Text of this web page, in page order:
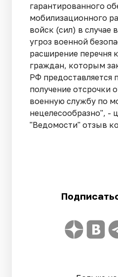
гарантированного
мобилизационного
войск (сил) в случае
угроз военной
расширение перечня
граждан, которым
РФ предоставляется
получение отсрочки
военную службу по
нецелесообразно", -
"Ведомости" отзыв